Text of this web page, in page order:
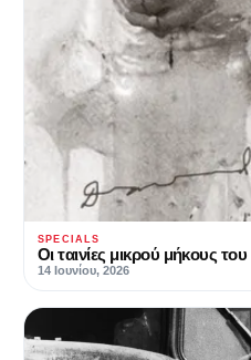
SPECIALS
Οι ταινίες μικρού μήκους
14 Ιουνίου, 2026